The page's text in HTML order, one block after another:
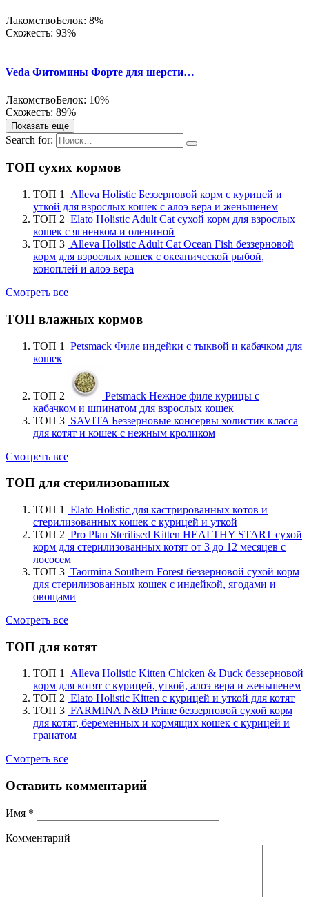
ЛакомствоБелок: 8%
Схожесть: 93%
Veda Фитомины Форте для шерсти…
ЛакомствоБелок: 10%
Схожесть: 89%
Показать еще
Search for:
ТОП сухих кормов
ТОП 1
Alleva Holistic Беззерновой корм с курицей и
уткой для взрослых кошек с алоэ вера и женьшенем
ТОП 2 Elato Holistic Adult Cat сухой корм для взрослых
кошек с ягненком и олениной
ТОП 3 Alleva Holistic Adult Cat Ocean Fish беззерновой
корм для взрослых кошек с океанической рыбой,
коноплей и алоэ вера
Смотреть все
ТОП влажных кормов
ТОП 1
Petsmack Филе индейки с тыквой и кабачком для
кошек
ТОП 2
Petsmack Нежное филе курицы с
кабачком и шпинатом для взрослых кошек
ТОП 3 SAVITA Беззерновые консервы холистик класса
для котят и кошек с нежным кроликом
Смотреть все
ТОП для стерилизованных
ТОП 1
Elato Holistic для кастрированных котов и
стерилизованных кошек с курицей и уткой
ТОП 2 Pro Plan Sterilised Kitten HEALTHY START сухой
корм для стерилизованных котят от 3 до 12 месяцев с
лососем
ТОП 3 Taormina Southern Forest беззерновой сухой корм
для стерилизованных кошек с индейкой, ягодами и
овощами
Смотреть все
ТОП для котят
ТОП 1 Alleva Holistic Kitten Chicken & Duck беззерновой
корм для котят с курицей, уткой, алоэ вера и женьшенем
ТОП 2 Elato Holistic Kitten с курицей и уткой для котят
ТОП 3 FARMINA N&D Prime беззерновой сухой корм
для котят, беременных и кормящих кошек с курицей и
гранатом
Смотреть все
Оставить комментарий
Имя *
Комментарий